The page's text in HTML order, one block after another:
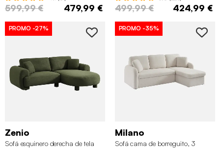
599,99 € 479,99 € 499,99 € 424,99 €
PROMO -27%
Zenio
Sofá esquinero derecha de tela
PROMO -35%
Milano
Sofá cama de borreguito, 3